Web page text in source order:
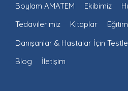
Boylam AMATEM
Ekibimiz
Tedavilerimiz
Kitaplar
Danışanlar & Hastalar İçin
Blog
İletişim